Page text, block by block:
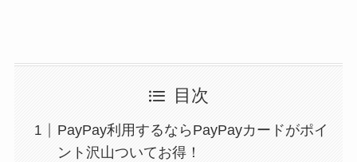
目次
PayPay利用するならPayPayカードがポイ
ント沢山ついてお得！